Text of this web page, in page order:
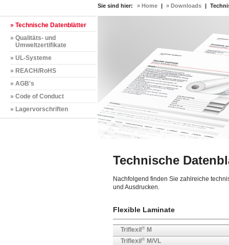
Sie sind hier: » Home | » Downloads |
» Technische Datenblätter
» Qualitäts- und
Umweltzertifikate
» UL-Systeme
» REACH/RoHS
» AGB's
» Code of Conduct
» Lagervorschriften
Technische
Nachfolgend finden Sie zahlreiche
und Ausdrucken.
Flexible Laminate
Triflexil ® M
Triflexil ® M/VL